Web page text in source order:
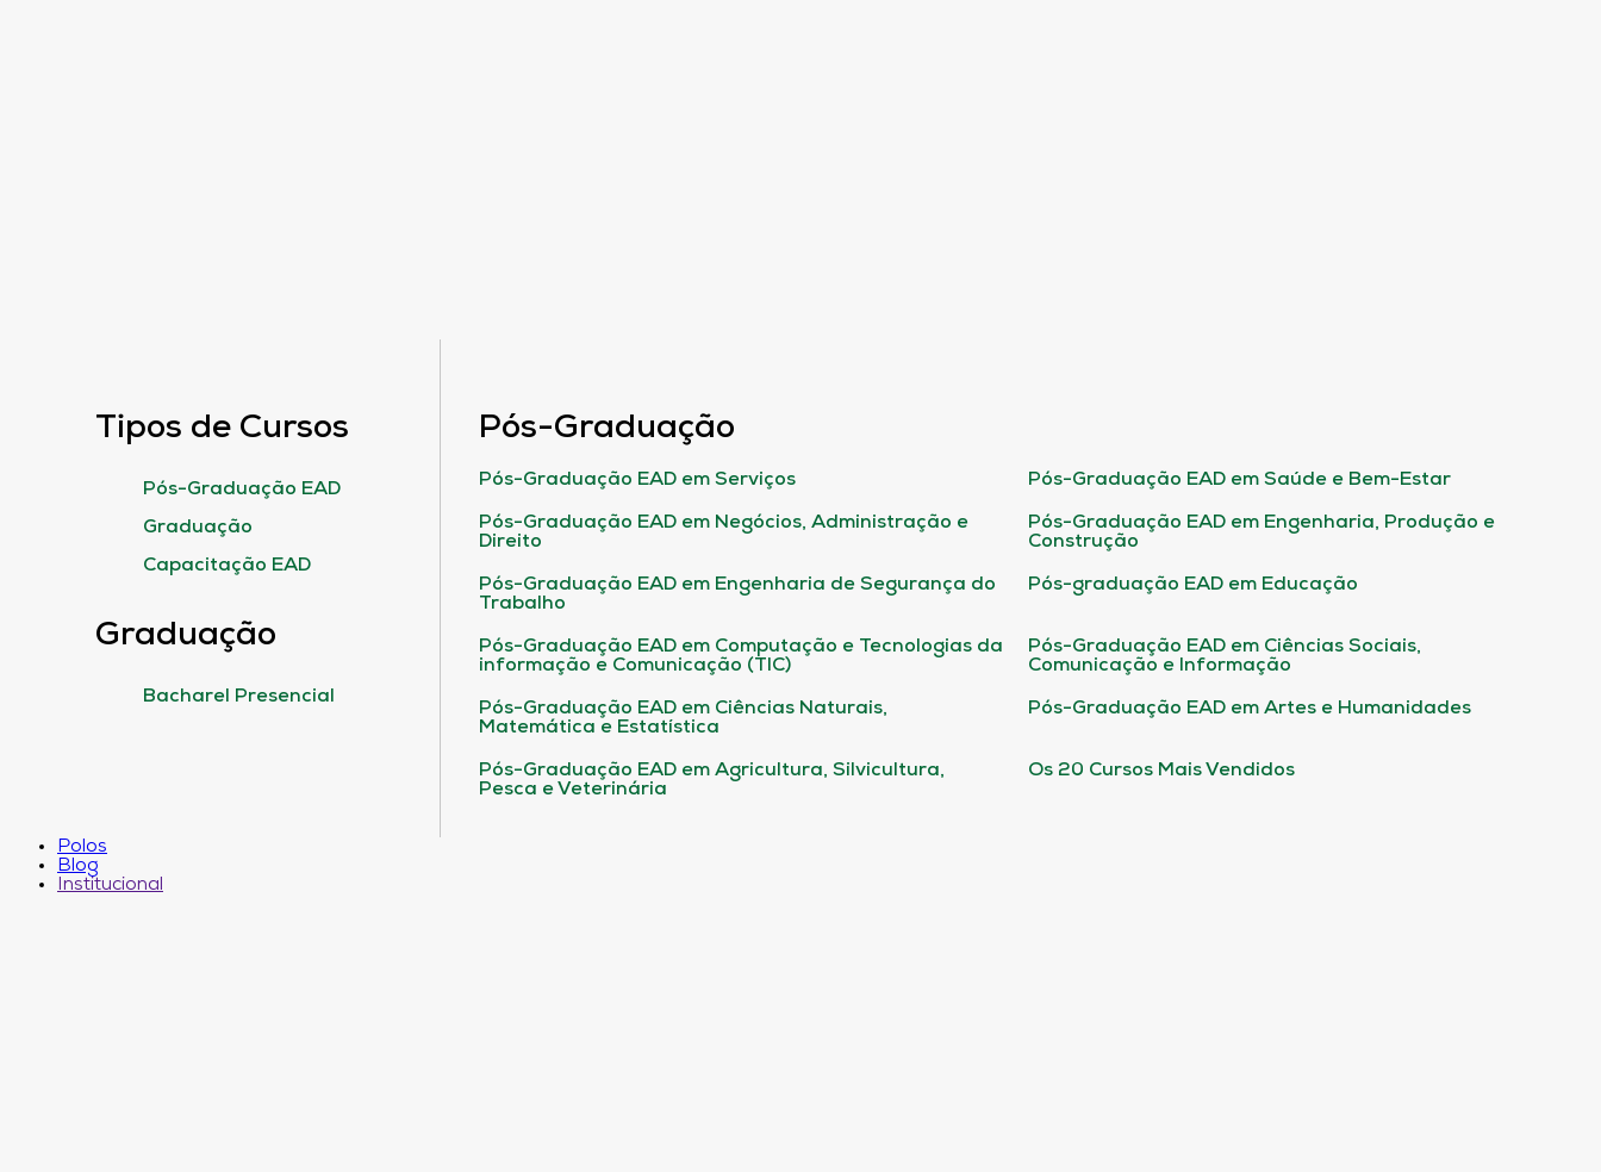
Tipos de Cursos
Pós-Graduação EAD
Graduação
Capacitação EAD
Graduação
Bacharel Presencial
Pós-Graduação
Pós-Graduação EAD em Serviços Pós-Graduação EAD em Saúde e Bem-Estar
Pós-Graduação EAD em Negócios, Administração e
Direito
Pós-Graduação EAD em Engenharia, Produção e
Construção
Pós-Graduação EAD em Engenharia de Segurança do
Trabalho
Pós-graduação EAD em Educação
Pós-Graduação EAD em Computação e Tecnologias da
informação e Comunicação (TIC)
Pós-Graduação EAD em Ciências Sociais,
Comunicação e Informação
Pós-Graduação EAD em Ciências Naturais,
Matemática e Estatística
Pós-Graduação EAD em Artes e Humanidades
Pós-Graduação EAD em Agricultura, Silvicultura,
Pesca e Veterinária
Os 20 Cursos Mais Vendidos
Polos
Blog
Institucional